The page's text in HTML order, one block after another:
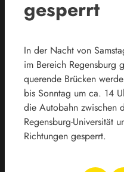
gesperrt
In der Nacht von
im Bereich Regensburg
querende Brücken
bis Sonntag um ca. 14
die Autobahn zwischen
Regensburg-Universität
Richtungen gesperrt.